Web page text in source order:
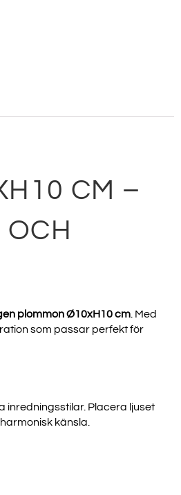
CM –
OCH
plommon Ø10xH10 cm. Med
som passar perfekt för
inredningsstilar. Placera ljuset
känsla.